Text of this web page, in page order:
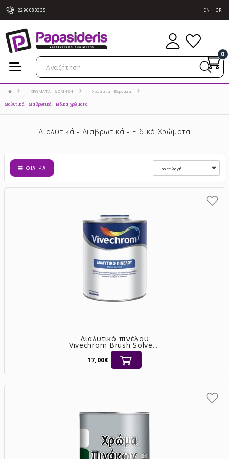
2296080335 EN GR
0
ΧΡΩΜΑΤΑ - ΔΟΜΗΣΗ Χρώματα - Βερνίκια
Διαλυτικά - Διαβρωτικά - Ειδικά χρώματα
Διαλυτικά - Διαβρωτικά - Ειδικά Χρώματα
ΦΊΛΤΡΑ
Διαλυτικό πινέλου
Vivechrom Brush Solvent
4lt
17,00€